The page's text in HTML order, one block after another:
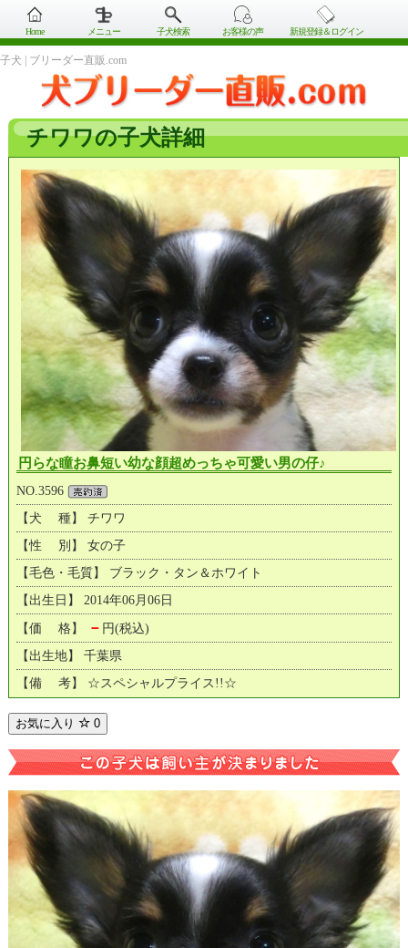
Home メニュー 子犬検索 お客様の声 新規登録＆ログイン
子犬 | ブリーダー直販.com
チワワの子犬詳細
円らな瞳お鼻短い幼な顔超めっちゃ可愛い男の仔♪
NO.3596
【犬 種】 チワワ
【性 別】 女の子
【毛色・毛質】 ブラック・タン＆ホワイト
【出生日】 2014年06月06日
【価 格】 － 円(税込)
【出生地】 千葉県
【備 考】 ☆スペシャルプライス!!☆
お気に入り 0